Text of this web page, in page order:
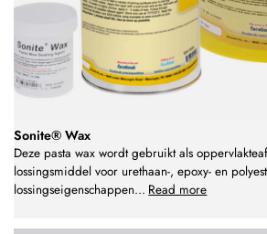
Sonite® Wax
Deze pasta wax wordt gebruikt als
lossingsmiddel voor urethaan-, epoxy- en
lossingseigenschappen... Read more